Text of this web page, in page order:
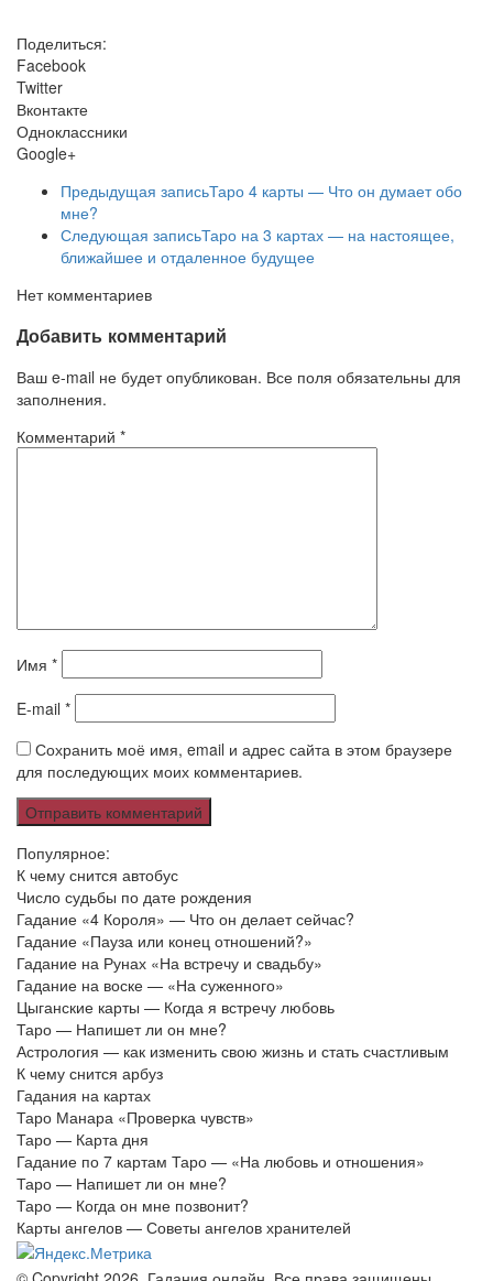
Поделиться:
Facebook
Twitter
Вконтакте
Одноклассники
Google+
Предыдущая записьТаро 4 карты — Что он думает обо
мне?
Следующая записьТаро на 3 картах — на настоящее,
ближайшее и отдаленное будущее
Нет комментариев
Добавить комментарий
Ваш e-mail не будет опубликован. Все поля обязательны для
заполнения.
Комментарий *
Имя *
E-mail *
Сохранить моё имя, email и адрес сайта в этом браузере
для последующих моих комментариев.
Популярное:
К чему снится автобус
Число судьбы по дате рождения
Гадание «4 Короля» — Что он делает сейчас?
Гадание «Пауза или конец отношений?»
Гадание на Рунах «На встречу и свадьбу»
Гадание на воске — «На суженного»
Цыганские карты — Когда я встречу любовь
Таро — Напишет ли он мне?
Астрология — как изменить свою жизнь и стать счастливым
К чему снится арбуз
Гадания на картах
Таро Манара «Проверка чувств»
Таро — Карта дня
Гадание по 7 картам Таро — «На любовь и отношения»
Таро — Напишет ли он мне?
Таро — Когда он мне позвонит?
Карты ангелов — Советы ангелов хранителей